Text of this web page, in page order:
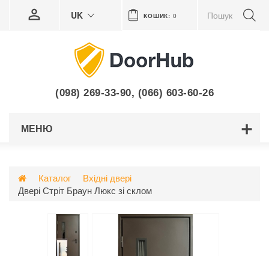
КОШИК: 0
UK
(098) 269-33-90, (066) 603-60-26
МЕНЮ
Каталог
Вхідні двері
Двері Стріт Браун Люкс зі склом